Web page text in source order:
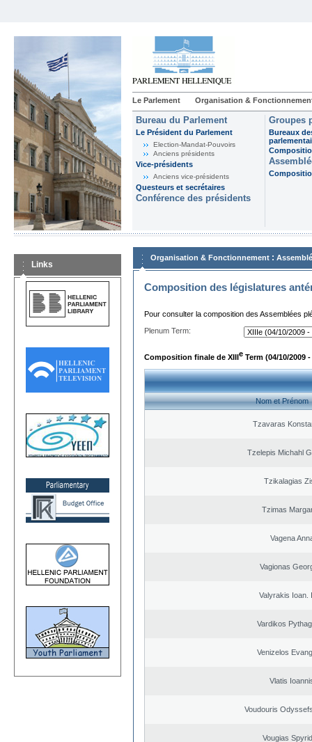
Le Parlement Organisation &
Bureau du Parlement
Le Président du Parlement
Election-Mandat-Pouvoirs
Anciens présidents
Vice-présidents
Anciens vice-présidents
Questeurs et secrétaires
Conférence des présidents
Groupes
Bureaux
Links
Organisation & Fonctionnement :
Composition des législatures
Pour consulter la composition des Assemblées
Plenum Term:
Composition finale de XIIIe Term (04/10/2009 -
Nom et Prénom
Tzavaras
Tzelepis Michahl
Tzikalagias
Tzimas
Vagena
Vagionas
Valyrakis Ioan.
Vardikos
Venizelos
Vlatis
Voudouris
Vougias